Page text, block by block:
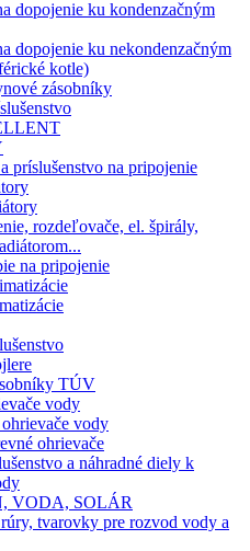
dopojenie ku kondenzačným
dopojenie ku nekondenzačným
kotle)
zásobníky
príslušenstvo na pripojenie
rozdeľovače, el. špirály,
na pripojenie
TÚV
vody
vody
ohrievače
a náhradné diely k
VODA, SOLÁR
tvarovky pre rozvod vody a